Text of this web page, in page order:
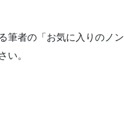
筆者の「お気に入りのノン
い。